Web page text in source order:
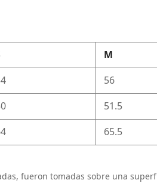
M
56
51.5
65.5
fueron tomadas sobre una